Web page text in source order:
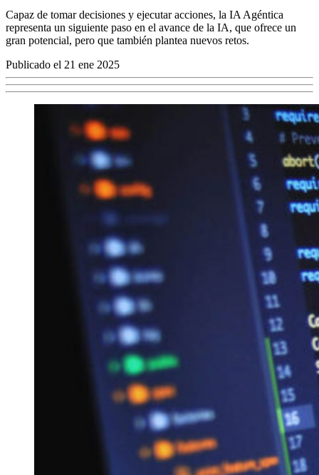
Capaz de tomar decisiones y ejecutar acciones, la IA Agéntica
representa un siguiente paso en el avance de la IA, que ofrece un
gran potencial, pero que también plantea nuevos retos.
Publicado el 21 ene 2025